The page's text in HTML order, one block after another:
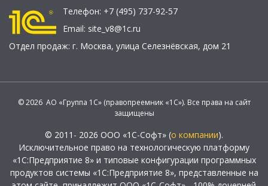
Телефон: +7 (495) 737-92-57
Email: site_v8@1c.ru
Отдел продаж: г. Москва, улица Селезнёвская, дом 21
© 2026 АО «Группа 1С» (правопреемник «1С»). Все права на сайт
защищены
© 2011- 2026 ООО «1С-Софт» (о компании).
Исключительное право на технологическую платформу
«1С:Предприятие 8» и типовые конфигурации программных
продуктов системы «1С:Предприятие 8», представленные на